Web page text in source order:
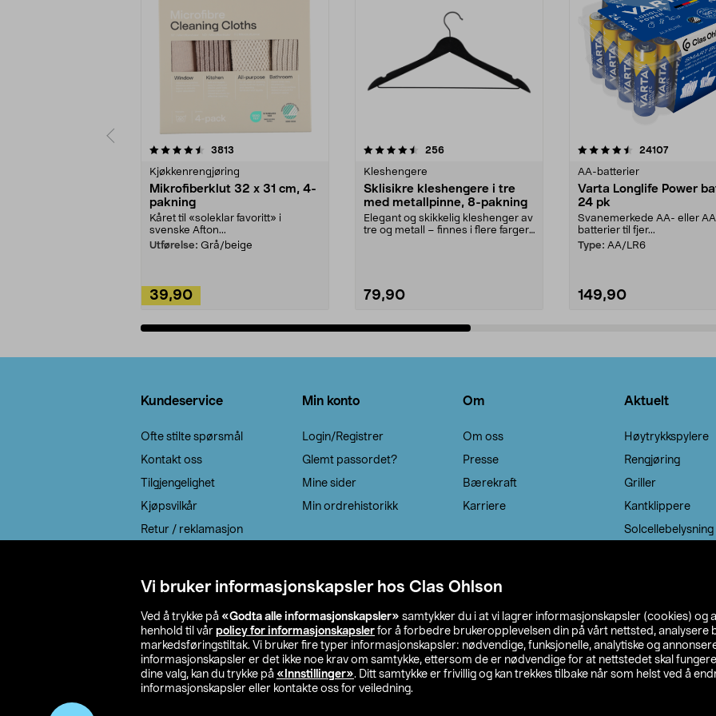
Vi bruker informasjonskapsler hos Clas Ohlson
Ved å trykke på «Godta alle informasjonskapsler» samtykker du i at vi lagrer informasjonskapsler (cookies) og
henhold til vår policy for informasjonskapsler for å forbedre brukeropplevelsen din på vårt nettsted, analysere
markedsføringstiltak. Vi bruker fire typer informasjonskapsler: nødvendige, funksjonelle, analytiske og
informasjonskapsler er det ikke noe krav om samtykke, ettersom de er nødvendige for at nettstedet skal
dine valg, kan du trykke på «Innstillinger». Ditt samtykke er frivillig og kan trekkes tilbake når som helst ved å
informasjonskapsler eller kontakte oss for veiledning.
3813
Kjøkkenrengjøring
Mikrofiberklut 32 x 31 cm, 4-
pakning
Kåret til «soleklar favoritt» i
svenske Afton...
Utførelse: Grå/beige
39,90
4.5av 5 stjerner 256anmeldelser
Kleshengere
Sklisikre kleshengere i tre
med metallpinne, 8-pakning
Elegant og skikkelig kleshenger av
tre og metall – finnes i flere farger.
79,90
4.5av 5 stjerner 24107
AA-batterier
Varta Longlife Power
24 pk
Svanemerkede AA- eller
batterier til fjer...
Type: AA/LR6
149,90
4.5av 5 stjerner
Kundeservice
Ofte stilte spørsmål
Kontakt oss
Tilgjengelighet
Kjøpsvilkår
Retur / reklamasjon
Min konto
Login/Registrer
Glemt passordet?
Mine sider
Min ordrehistorikk
Om
Om oss
Presse
Bærekraft
Karriere
Aktuelt
Høytrykkspylere
Rengjøring
Griller
Kantklippere
Solcellebelysning